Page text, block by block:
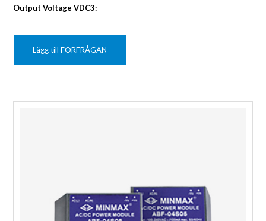
Output Voltage VDC3:
Lägg till FÖRFRÅGAN